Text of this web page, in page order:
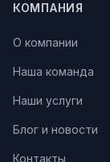
КОМПАНИЯ
О компании
Наша команда
Наши услуги
Блог и новости
Контакты